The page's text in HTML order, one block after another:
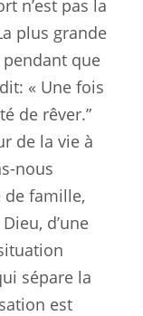
n’est pas la
plus grande
que
« Une fois
de rêver.”
de la vie à
nous
de famille,
d’une
sépare la
est